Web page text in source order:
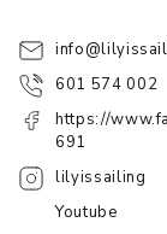
info@
601 574 002
https://
691
lilyissailing
Youtube